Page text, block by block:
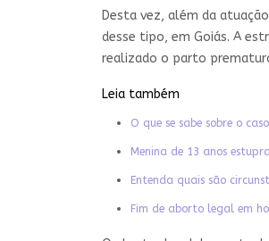
Desta vez, além da
desse tipo, em Goiás. A
realizado o parto
Leia também
O que se sabe sobre o
Menina de 13 anos
Entenda quais são
Fim de aborto legal em